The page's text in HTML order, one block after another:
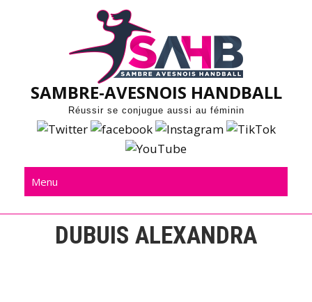
SAMBRE-AVESNOIS HANDBALL
Réussir se conjugue aussi au féminin
Menu
DUBUIS ALEXANDRA